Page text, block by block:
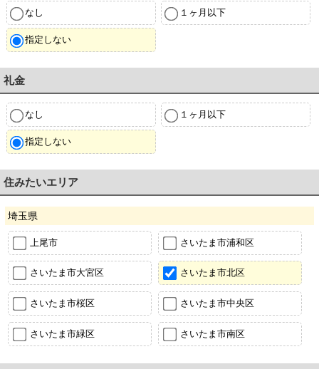
なし １ヶ月以下
指定しない
礼金
なし １ヶ月以下
指定しない
住みたいエリア
埼玉県
上尾市 さいたま市浦和区
さいたま市大宮区 さいたま市北区
さいたま市桜区 さいたま市中央区
さいたま市緑区 さいたま市南区